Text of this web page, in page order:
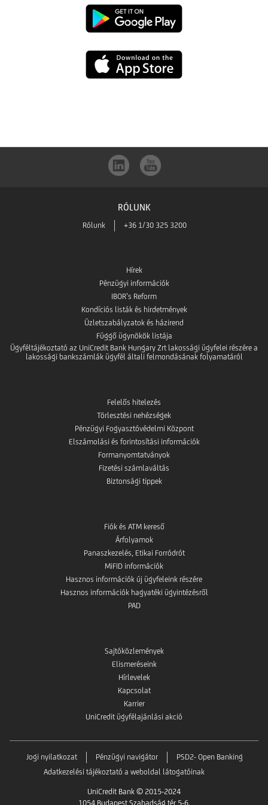
UniCredit
mBanking
letöltése
Play-
UniCredit
RÓLUNK
Rólunk +36 1/30 325 3200
Hírek
Pénzügyi információk
IBOR’s Reform
Kondíciós listák és hirdetmények
Üzletszabályzatok és házirend
Függő ügynökök listája
Ügyféltájékoztató az UniCredit Bank Hungary Zrt lakossági ügyfelei részére a
lakossági bankszámlák ügyfél általi felmondásának folyamatáról
Felelős hitelezés
Törlesztési nehézségek
Pénzügyi Fogyasztóvédelmi Központ
Elszámolási és forintosítási információk
Formanyomtatványok
Fizetési számlaváltás
Biztonsági tippek
Fiók és ATM kereső
Árfolyamok
Panaszkezelés, Etikai Forródrót
MiFID információk
Hasznos információk új ügyfeleink részére
Hasznos információk hagyatéki ügyintézésről
PAD
Sajtóközlemények
Elismeréseink
Hírlevelek
Kapcsolat
Karrier
UniCredit ügyfélajánlási akció
Jogi nyilatkozat Pénzügyi navigátor
PSD2- Open Banking
Adatkezelési tájékoztató a weboldal látogatóinak
UniCredit Bank © 2015-2024
1054 Budapest Szabadság tér 5-6.